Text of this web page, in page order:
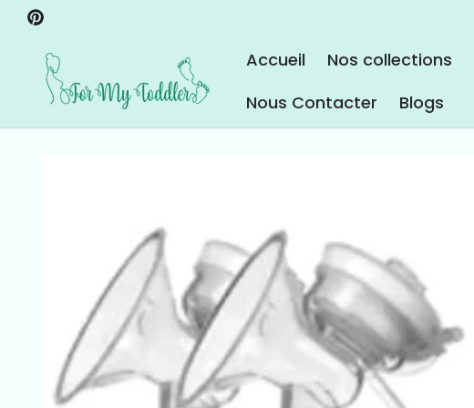
ET PASSER
AU
Pinterest
Accueil Nos collections
Nous Contacter
Blogs